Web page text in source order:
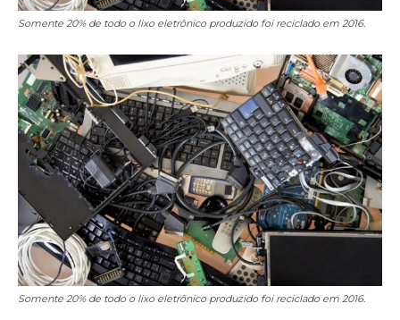
Somente 20% de todo o lixo eletrônico produzido foi reciclado em 2016.
Somente 20% de todo o lixo eletrônico produzido foi reciclado em 2016.